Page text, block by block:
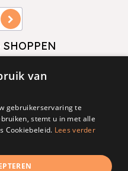
van
gebruikerservaring te
stemt u in met alle
Cookiebeleid. Lees verder